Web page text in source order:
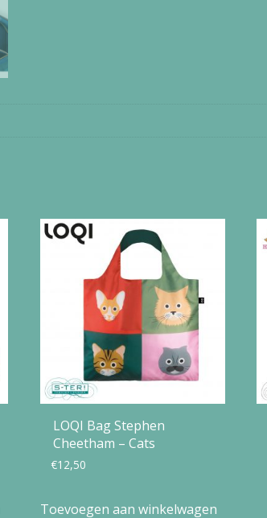
LOQI Bag Stephen
Cheetham – Cats
€12,50
Toevoegen aan winkelwagen